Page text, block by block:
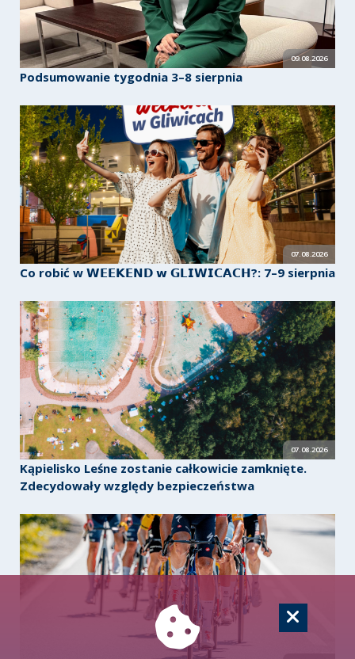
09.08.2026
Podsumowanie tygodnia 3–8 sierpnia
07.08.2026
Co robić w 𝗪𝗘𝗘𝗞𝗘𝗡𝗗 𝘄 𝗚𝗟𝗜𝗪𝗜𝗖𝗔𝗖𝗛?: 7–9 sierpnia
07.08.2026
Kąpielisko Leśne zostanie całkowicie zamknięte.
Zdecydowały względy bezpieczeństwa